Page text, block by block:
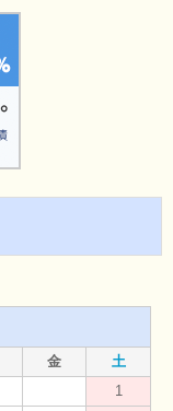
金
土
1